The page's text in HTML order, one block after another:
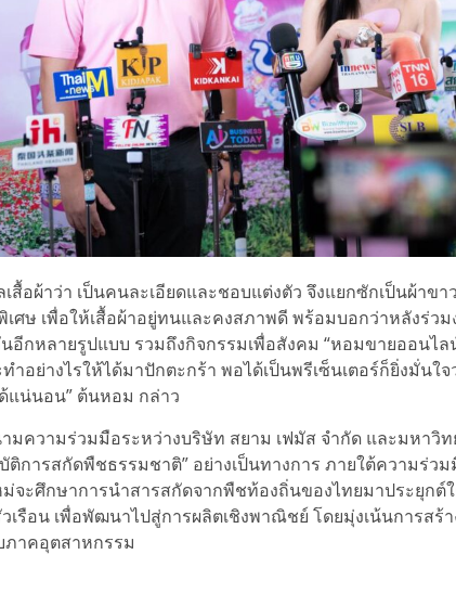
สื้อผ้าว่า เป็นคนละเอียดและชอบแต่งตัว จึงแยกซักเป็นผ้าขา
ศษ เพื่อให้เสื้อผ้าอยู่ทนและคงสภาพดี พร้อมบอกว่าหลังร่วม
อีกหลายรูปแบบ รวมถึงกิจกรรมเพื่อสังคม “หอมขายออนไล
อย่างไรให้ได้มาปักตะกร้า พอได้เป็นพรีเซ็นเตอร์ก็ยิ่งมั่นใจ
แน่นอน” ต้นหอม กล่าว
ความร่วมมือระหว่างบริษัท สยาม เฟมัส จำกัด และมหาวิท
ติการสกัดพืชธรรมชาติ” อย่างเป็นทางการ ภายใต้ความร่ว
จะศึกษาการนำสารสกัดจากพืชท้องถิ่นของไทยมาประยุกต์
รือน เพื่อพัฒนาไปสู่การผลิตเชิงพาณิชย์ โดยมุ่งเน้นการสร้า
ภาคอุตสาหกรรม